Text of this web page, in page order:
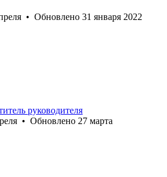
• Обновлено 31 января 2022
руководителя
• Обновлено 27 марта